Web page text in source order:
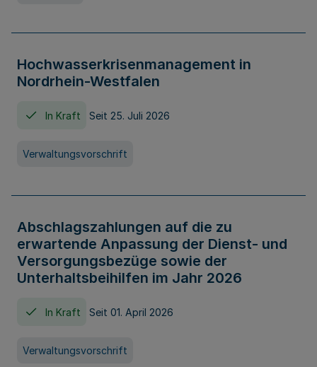
Hochwasserkrisenmanagement in
Nordrhein-Westfalen
In Kraft Seit 25. Juli 2026
Verwaltungsvorschrift
Abschlagszahlungen auf die zu
erwartende Anpassung der Dienst- und
Versorgungsbezüge sowie der
Unterhaltsbeihilfen im Jahr 2026
In Kraft Seit 01. April 2026
Verwaltungsvorschrift